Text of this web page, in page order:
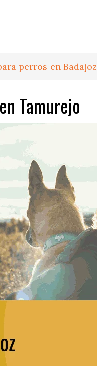
perros en Badajoz
Tamurejo